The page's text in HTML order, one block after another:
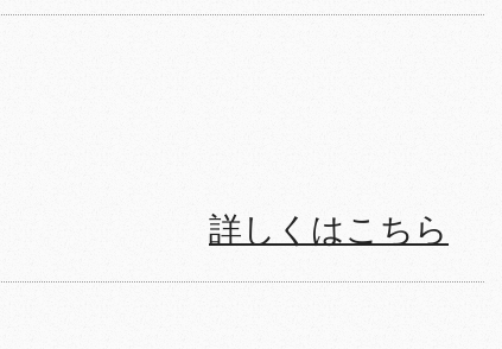
詳しくはこちら